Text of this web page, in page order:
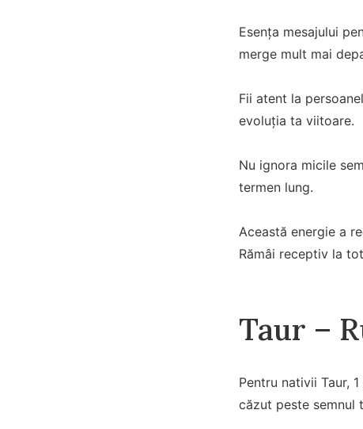
Esența mesajului
merge mult mai
Fii atent la
evoluția ta viitoare.
Nu ignora micile
termen lung.
Această energie a
Rămâi receptiv la
Taur –
Pentru nativii Taur,
căzut peste semnul